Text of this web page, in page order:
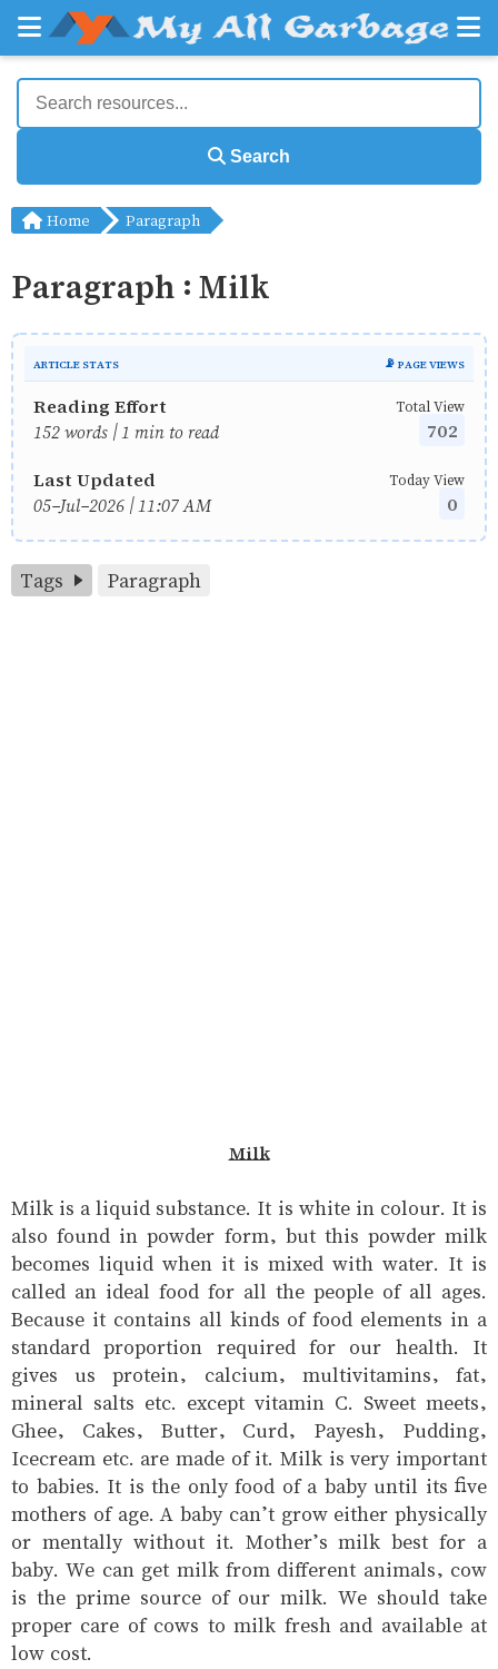
Search
Home Paragraph
Paragraph : Milk
ARTICLE STATS 📡 PAGE VIEWS
Reading Effort
152 words | 1 min to read
Total View
702
Last Updated
05-Jul-2026 | 11:07 AM
Today View
0
Tags Paragraph
Milk
Milk is a liquid substance. It is white in colour. It is
also found in powder form, but this powder milk
becomes liquid when it is mixed with water. It is
called an ideal food for all the people of all ages.
Because it contains all kinds of food elements in a
standard proportion required for our health. It
gives us protein, calcium, multivitamins, fat,
mineral salts etc. except vitamin C. Sweet meets,
Ghee, Cakes, Butter, Curd, Payesh, Pudding,
Icecream etc. are made of it. Milk is very important
to babies. It is the only food of a baby until its five
mothers of age. A baby can’t grow either physically
or mentally without it. Mother’s milk best for a
baby. We can get milk from different animals, cow
is the prime source of our milk. We should take
proper care of cows to milk fresh and available at
low cost.